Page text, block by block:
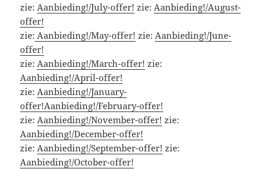
zie: Aanbieding!/July-offer! zie: Aanbieding!/August-
offer!
zie: Aanbieding!/May-offer! zie: Aanbieding!/June-
offer!
zie: Aanbieding!/March-offer! zie:
Aanbieding!/April-offer!
zie: Aanbieding!/January-
offer!Aanbieding!/February-offer!
zie: Aanbieding!/November-offer! zie:
Aanbieding!/December-offer!
zie: Aanbieding!/September-offer! zie:
Aanbieding!/October-offer!